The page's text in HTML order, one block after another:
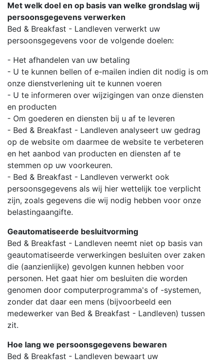
Met welk doel en op basis van welke grondslag wij
persoonsgegevens verwerken
Bed & Breakfast - Landleven verwerkt uw
persoonsgegevens voor de volgende doelen:
- Het afhandelen van uw betaling
- U te kunnen bellen of e-mailen indien dit nodig is om
onze dienstverlening uit te kunnen voeren
- U te informeren over wijzigingen van onze diensten
en producten
- Om goederen en diensten bij u af te leveren
- Bed & Breakfast - Landleven analyseert uw gedrag
op de website om daarmee de website te verbeteren
en het aanbod van producten en diensten af te
stemmen op uw voorkeuren.
- Bed & Breakfast - Landleven verwerkt ook
persoonsgegevens als wij hier wettelijk toe verplicht
zijn, zoals gegevens die wij nodig hebben voor onze
belastingaangifte.
Geautomatiseerde besluitvorming
Bed & Breakfast - Landleven neemt niet op basis van
geautomatiseerde verwerkingen besluiten over zaken
die (aanzienlijke) gevolgen kunnen hebben voor
personen. Het gaat hier om besluiten die worden
genomen door computerprogramma's of -systemen,
zonder dat daar een mens (bijvoorbeeld een
medewerker van Bed & Breakfast - Landleven) tussen
zit.
Hoe lang we persoonsgegevens bewaren
Bed & Breakfast - Landleven bewaart uw